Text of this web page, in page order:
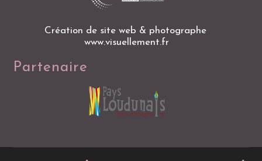
Création de site web & photographe
www.visuellement.fr
Partenaire